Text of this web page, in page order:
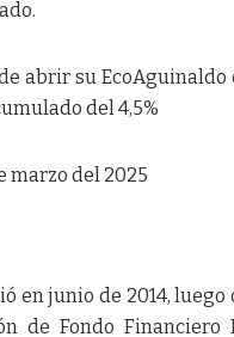
abrir su
del 4,5%
marzo del 2025
en junio de 2014,
de Fondo Financiero